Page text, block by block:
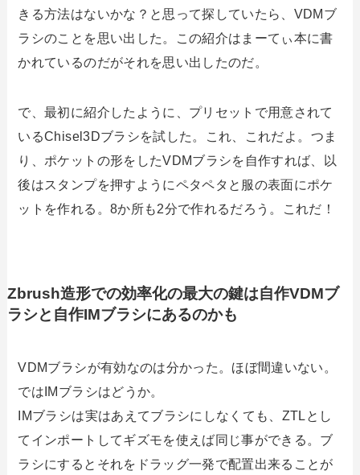
きる方法はないかな？と思って探していたら、VDMブ
ラシのことを思い出した。この紹介はまーてぃ本に書
かれているのだがそれを思い出したのだ。
で、最初に紹介したように、プリセットで用意されて
いるChisel3Dブラシを試した。これ、これだよ。つま
り、ポケットの形をしたVDMブラシを自作すれば、以
後はスタンプを押すようにペタペタと服の表面にポケ
ットを作れる。8か所も2分で作れるだろう。これだ！
Zbrush造形での効率化の最大の鍵は自作VDMブ
ラシと自作IMブラシにあるのかも
VDMブラシが有効なのは分かった。ほぼ間違いない。
ではIMブラシはどうか。
IMブラシは実はあえてブラシにしなくても、ZTLとし
てインポートしてギズモを使えば同じ事ができる。ブ
ラシにするとそれをドラッグ一発で配置出来ることが